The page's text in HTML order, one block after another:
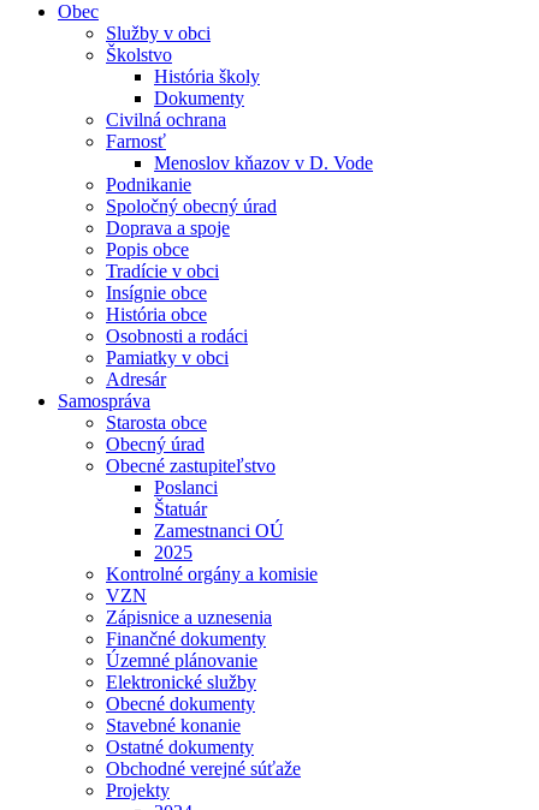
Obec
Služby v obci
Školstvo
História školy
Dokumenty
Civilná ochrana
Farnosť
Menoslov kňazov v D. Vode
Podnikanie
Spoločný obecný úrad
Doprava a spoje
Popis obce
Tradície v obci
Insígnie obce
História obce
Osobnosti a rodáci
Pamiatky v obci
Adresár
Samospráva
Starosta obce
Obecný úrad
Obecné zastupiteľstvo
Poslanci
Štatuár
Zamestnanci OÚ
2025
Kontrolné orgány a komisie
VZN
Zápisnice a uznesenia
Finančné dokumenty
Územné plánovanie
Elektronické služby
Obecné dokumenty
Stavebné konanie
Ostatné dokumenty
Obchodné verejné súťaže
Projekty